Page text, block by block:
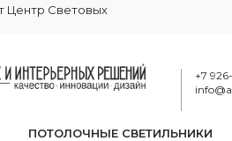
Центр Световых
+7
ПОТОЛОЧНЫЕ СВЕТИЛЬНИКИ